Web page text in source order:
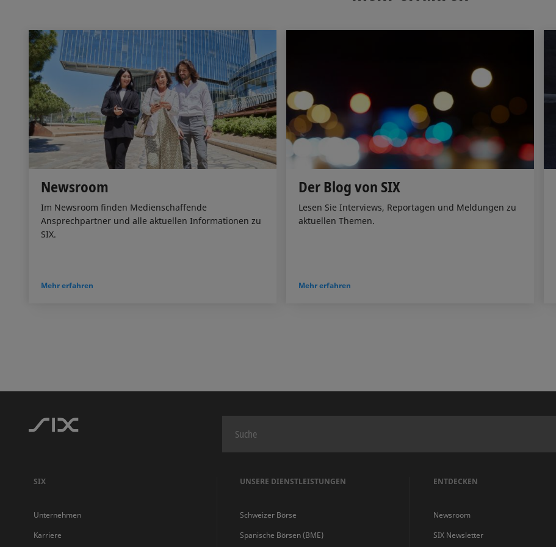
Newsroom
Im Newsroom finden Medienschaffende
Ansprechpartner und alle aktuellen Informationen zu
SIX.
Mehr erfahren
Der Blog von SIX
Lesen Sie Interviews, Reportagen und Meldungen zu
aktuellen Themen.
Mehr erfahren
SIX
Unternehmen
Karriere
UNSERE DIENSTLEISTUNGEN
Schweizer Börse
Spanische Börsen (BME)
ENTDECKEN
Newsroom
SIX Newsletter